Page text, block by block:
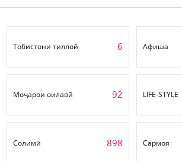
Тобистони тиллоӣ 6 Афиша
Моҷарои оилавӣ 92 LIFE-STYLE
Солимӣ 898 Сармоя